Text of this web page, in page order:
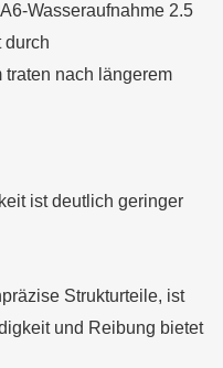
Wasseraufnahme 2.5
durch
nach längerem
ist deutlich geringer
Strukturteile, ist
und Reibung bietet